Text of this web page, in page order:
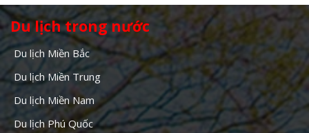
Du lịch trong nước
Du lịch Miền Bắc
Du lịch Miền Trung
Du lịch Miền Nam
Du lịch Phú Quốc